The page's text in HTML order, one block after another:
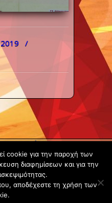
/
©
-
-
cookie για την παροχή των
διαφημίσεων και για την
αποδέχεστε τη χρήση των